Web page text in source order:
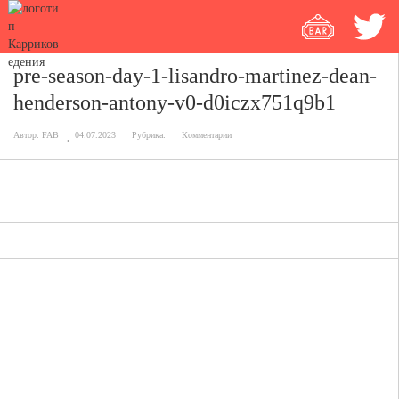
pre-season-day-1-lisandro-martinez-dean-
henderson-antony-v0-d0iczx751q9b1
Автор: FAB 04.07.2023 Рубрика: Комментарии